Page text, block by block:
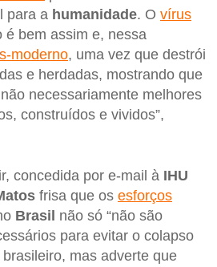
para a humanidade. O vírus
é bem assim e, nessa
moderno, uma vez que destrói
e herdadas, mostrando que
necessariamente melhores
construídos e vividos”,
concedida por e-mail à IHU
frisa que os esforços
Brasil não só “não são
para evitar o colapso
mas adverte que